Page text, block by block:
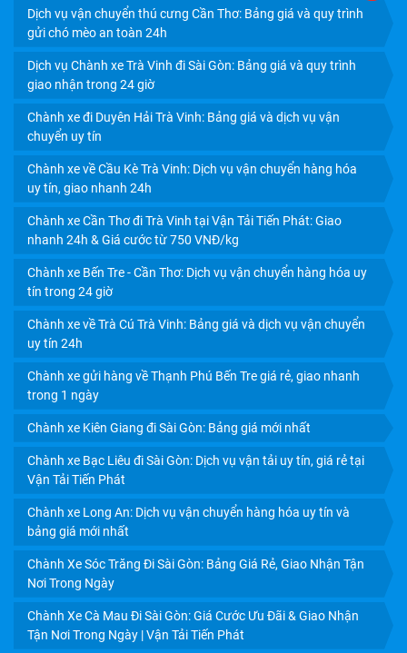
VẬN CHUYỂN HÀNG HÓA CẦN THƠ ĐI HỒ CHÍ MINH BỞI
CHÀNH XE SÀI GÒN ĐI BẾN TRE: VẬN CHUYỂN HÀNG
DỊCH VỤ CHUYỂN VĂN PHÒNG TRỌN GÓI TẠI CẦN THƠ
Dịch vụ vận chuyển thú cưng Cần Thơ: Bảng giá và quy trình
gửi chó mèo an toàn 24h
Dịch vụ Chành xe Trà Vinh đi Sài Gòn: Bảng giá và quy trình
giao nhận trong 24 giờ
Chành xe đi Duyên Hải Trà Vinh: Bảng giá và dịch vụ vận
chuyển uy tín
Chành xe về Cầu Kè Trà Vinh: Dịch vụ vận chuyển hàng hóa
uy tín, giao nhanh 24h
Chành xe Cần Thơ đi Trà Vinh tại Vận Tải Tiến Phát: Giao
nhanh 24h & Giá cước từ 750 VNĐ/kg
Chành xe Bến Tre - Cần Thơ: Dịch vụ vận chuyển hàng hóa uy
tín trong 24 giờ
Chành xe về Trà Cú Trà Vinh: Bảng giá và dịch vụ vận chuyển
uy tín 24h
Chành xe gửi hàng về Thạnh Phú Bến Tre giá rẻ, giao nhanh
trong 1 ngày
Chành xe Kiên Giang đi Sài Gòn: Bảng giá mới nhất
Chành xe Bạc Liêu đi Sài Gòn: Dịch vụ vận tải uy tín, giá rẻ tại
Vận Tải Tiến Phát
Chành xe Long An: Dịch vụ vận chuyển hàng hóa uy tín và
bảng giá mới nhất
Chành Xe Sóc Trăng Đi Sài Gòn: Bảng Giá Rẻ, Giao Nhận Tận
Nơi Trong Ngày
Chành Xe Cà Mau Đi Sài Gòn: Giá Cước Ưu Đãi & Giao Nhận
Tận Nơi Trong Ngày | Vận Tải Tiến Phát